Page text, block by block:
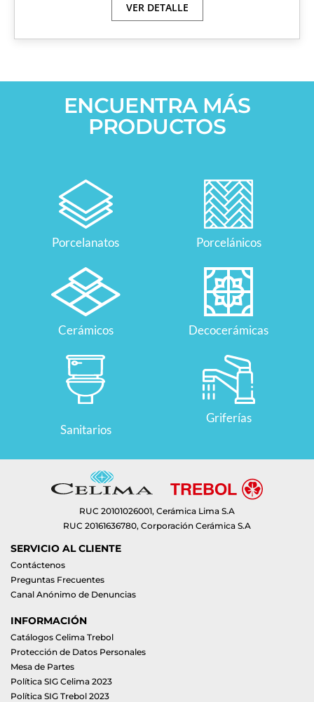
VER DETALLE
ENCUENTRA MÁS
PRODUCTOS
Porcelanatos Porcelánicos
Cerámicos Decocerámicas
Sanitarios
Griferías
RUC 20101026001, Cerámica Lima S.A
RUC 20161636780, Corporación Cerámica S.A
SERVICIO AL CLIENTE
Contáctenos
Preguntas Frecuentes
Canal Anónimo de Denuncias
INFORMACIÓN
Catálogos Celima Trebol
Protección de Datos Personales
Mesa de Partes
Política SIG Celima 2023
Política SIG Trebol 2023